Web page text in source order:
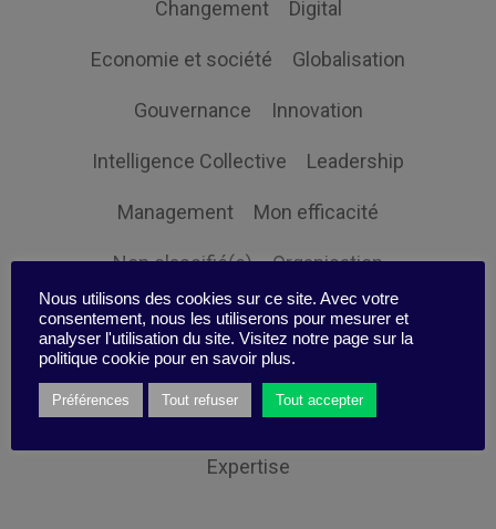
Changement Digital
Economie et société Globalisation
Gouvernance Innovation
Intelligence Collective Leadership
Management Mon efficacité
Non classifié(e) Organisation
Orientation client Performance
Prospective Responsabilité sociale
Ressources humaines Stratégie
Expertise
Nous utilisons des cookies sur ce site. Avec votre
consentement, nous les utiliserons pour mesurer et
analyser l'utilisation du site. Visitez notre page sur la
politique cookie pour en savoir plus.
Préférences Tout refuser Tout accepter